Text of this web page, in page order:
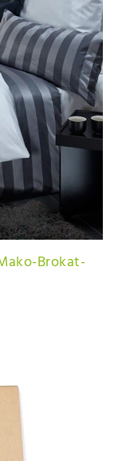
Brokat-